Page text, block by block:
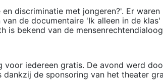
discriminatie met jongeren?'. Er
de documentaire 'Ik alleen in de
is bekend van de
iedereen gratis. De avond werd
de sponsoring van het theater